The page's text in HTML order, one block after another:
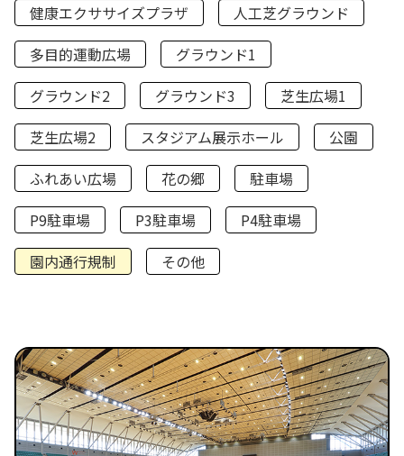
健康エクササイズプラザ
人工芝グラウンド
多目的運動広場
グラウンド1
グラウンド2
グラウンド3
芝生広場1
芝生広場2
スタジアム展示ホール
公園
ふれあい広場
花の郷
駐車場
P9駐車場
P3駐車場
P4駐車場
園内通行規制
その他